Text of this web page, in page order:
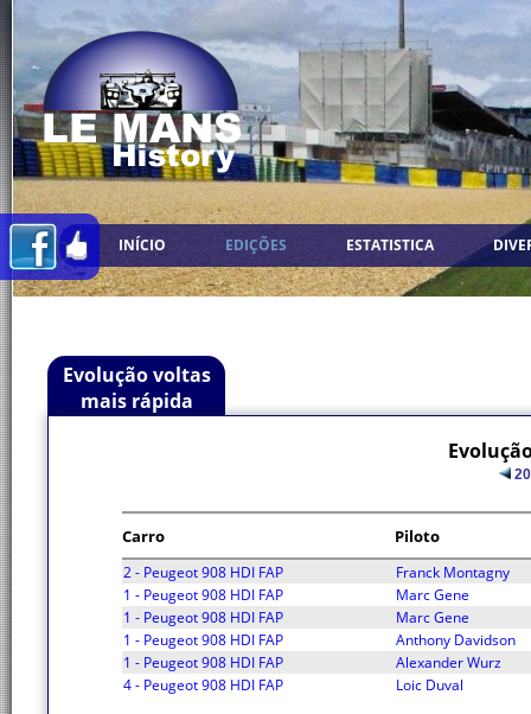
INÍCIO EDIÇÕES ESTATISTICA
Evolução voltas
mais rápida
Carro Piloto
2 - Peugeot 908 HDI FAP
Franck Montagny
1 - Peugeot 908 HDI FAP
Marc Gene
1 - Peugeot 908 HDI FAP
Marc Gene
1 - Peugeot 908 HDI FAP
Anthony Davidson
1 - Peugeot 908 HDI FAP
Alexander Wurz
4 - Peugeot 908 HDI FAP
Loic Duval